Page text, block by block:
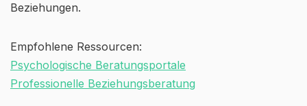
Beziehungen.
Empfohlene Ressourcen:
Psychologische Beratungsportale
Professionelle Beziehungsberatung